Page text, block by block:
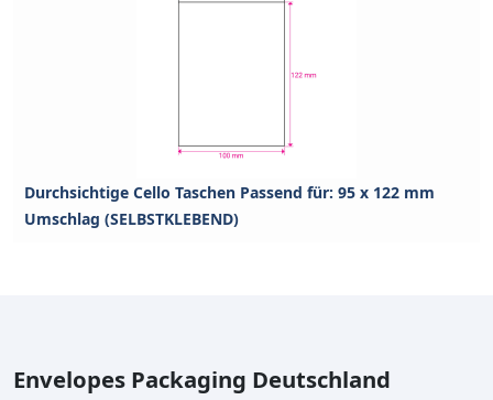
Durchsichtige Cello Taschen Passend für: 95 x 122 mm
Umschlag (SELBSTKLEBEND)
Envelopes Packaging Deutschland